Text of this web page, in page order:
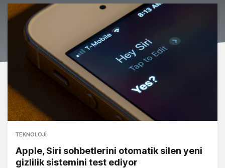
TEKNOLOJI
Apple, Siri sohbetlerini otomatik silen yeni
gizlilik sistemini test ediyor